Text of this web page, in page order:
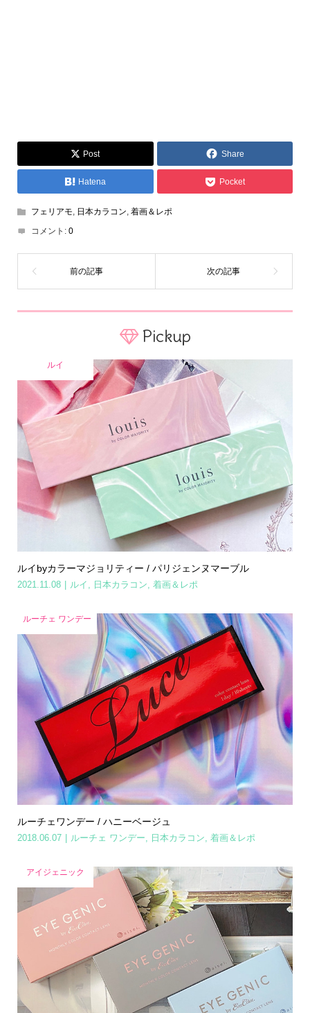
Post Share
Hatena Pocket
フェリアモ, 日本カラコン, 着画＆レポ
コメント: 0
Pickup
ルイ
ルイbyカラーマジョリティー / パリジェンヌマーブル
2021.11.08 ルイ 日本カラコン 着画＆レポ
ルーチェ ワンデー
ルーチェワンデー / ハニーベージュ
2018.06.07 ルーチェ ワンデー, 日本カラコン, 着画＆レポ
アイジェニック
Home Share Search Contact